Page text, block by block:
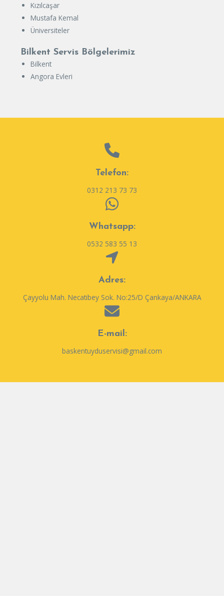
Kızılcaşar
Mustafa Kemal
Üniversiteler
Bilkent Servis Bölgelerimiz
Bilkent
Angora Evleri
Telefon:
0312 213 73 73
Whatsapp:
0532 583 55 13
Adres:
Çayyolu Mah. Necatibey Sok. No:25/D Çankaya/ANKARA
E-mail:
baskentuyduservisi@gmail.com